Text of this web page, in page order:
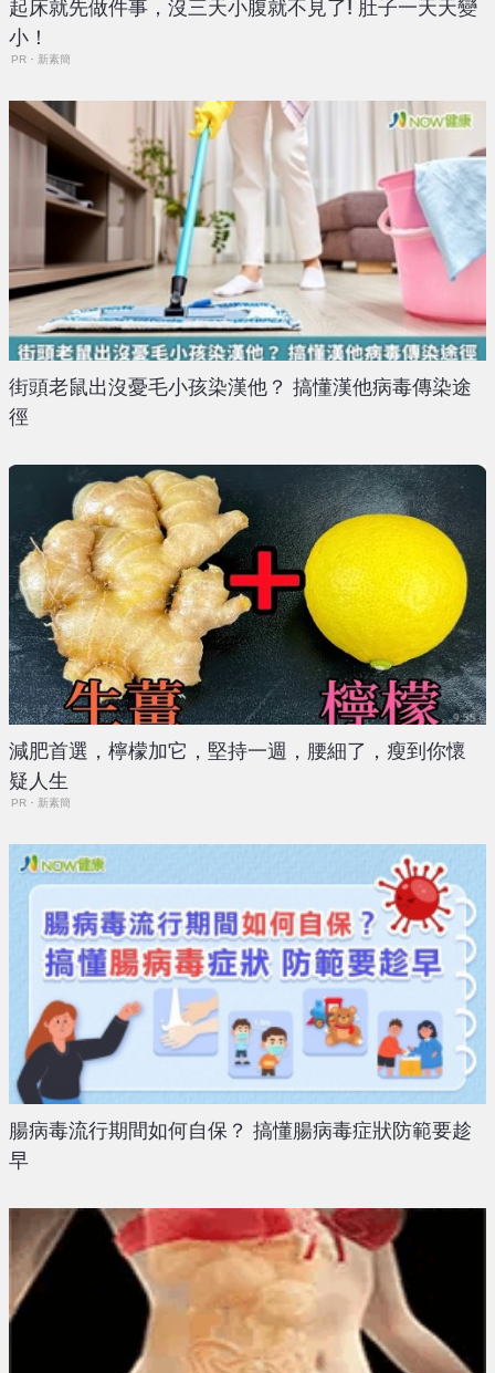
起床就先做件事，沒三天小腹就不見了! 肚子一天天變
小！
PR・新素簡
街頭老鼠出沒憂毛小孩染漢他？ 搞懂漢他病毒傳染途
徑
減肥首選，檸檬加它，堅持一週，腰細了，瘦到你懷
疑人生
PR・新素簡
腸病毒流行期間如何自保？ 搞懂腸病毒症狀防範要趁
早